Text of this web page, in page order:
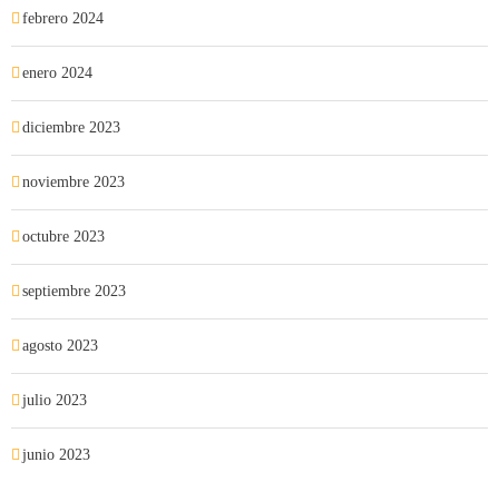
febrero 2024
enero 2024
diciembre 2023
noviembre 2023
octubre 2023
septiembre 2023
agosto 2023
julio 2023
junio 2023